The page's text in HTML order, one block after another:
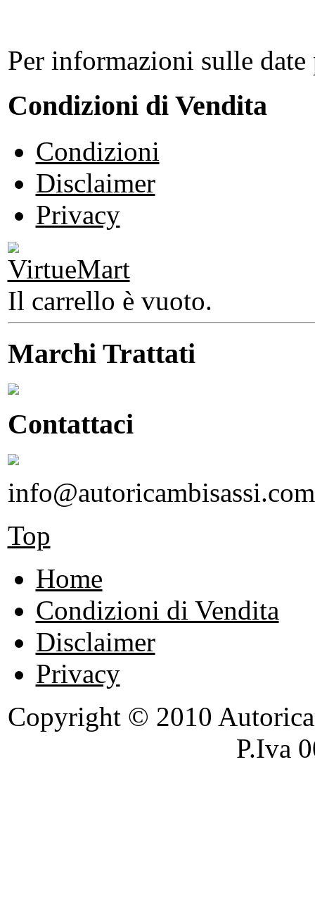
Per informazioni sulle
Condizioni di Vendita
Condizioni
Disclaimer
Privacy
Il carrello è vuoto.
Marchi Trattati
Contattaci
info@autoricambisassi.com
Top
Home
Condizioni di Vendita
Disclaimer
Privacy
Copyright © 2010
P.Iva